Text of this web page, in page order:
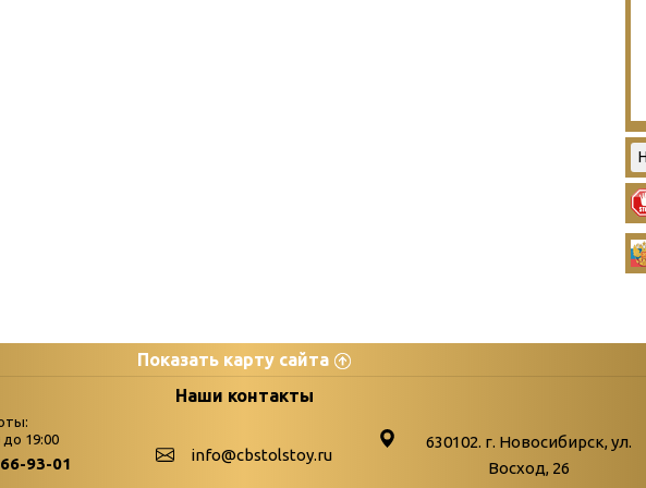
Показать карту сайта
palitra
Бюллетень новых поступлений
Война. Народ. Победа.
Наши контакты
до 19:00
93-01 info@cbstolstoy.ru
630102. г. Новосибирск, ул.
Восход, 26